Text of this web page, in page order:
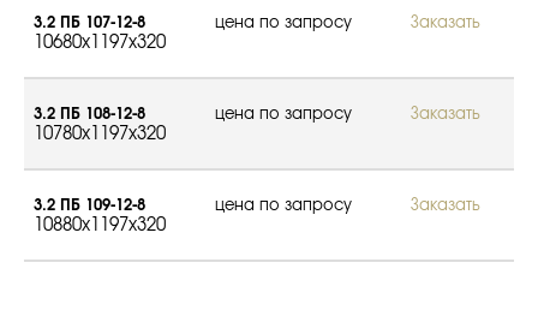
3.2 ПБ 107-12-8
10680x1197x320
цена по запросу Заказать
3.2 ПБ 108-12-8
10780x1197x320
цена по запросу Заказать
3.2 ПБ 109-12-8
10880x1197x320
цена по запросу Заказать